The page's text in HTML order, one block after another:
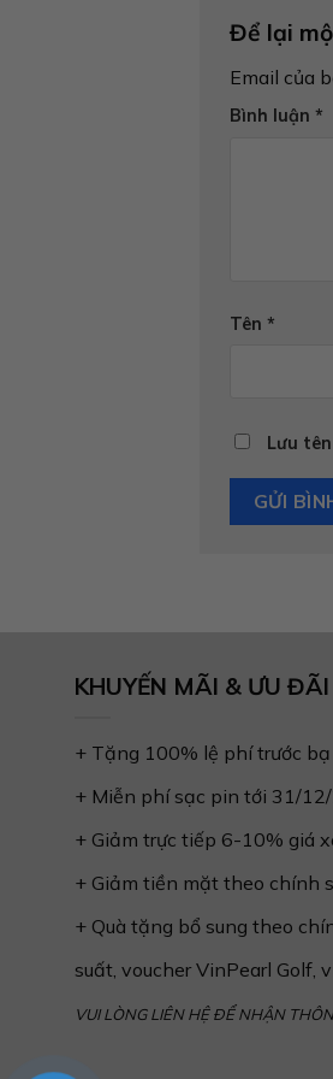
Để lại
Email của
Bình luận*
Tên*
Lưu
KHUYẾN MÃI & ƯU ĐÃI
+ Tặng 100% lệ phí trước bạ
+ Miễn phí sạc pin tới 31/
+ Giảm trực tiếp 6-10% giá
+ Giảm tiền mặt theo chính
+ Quà tặng bổ sung theo
suất, voucher VinPearl Golf,
VUI LÒNG LIÊN HỆ ĐỂ NHẬN